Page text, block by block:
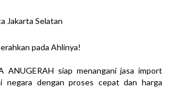
Jakarta Selatan
pada Ahlinya!
ANUGERAH siap menangani jasa import
negara dengan proses cepat dan harga